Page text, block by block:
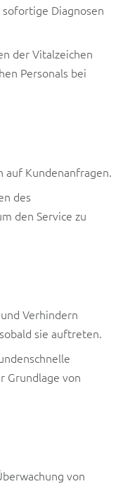
Diagnosen
der Vitalzeichen
Personals bei
auf Kundenanfragen.
des
den Service zu
Verhindern
sie auftreten.
Grundlage von
von